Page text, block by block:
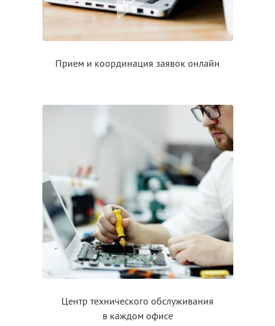
Прием и координация заявок онлайн
Центр технического обслуживания
в каждом офисе